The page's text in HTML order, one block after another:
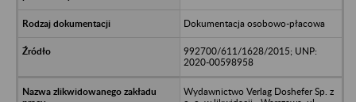
Dokumentacja osobowo-płacowa
992700/611/1628/2015; UNP:
2020-00598958
Wydawnictwo Verlag Doshefer Sp. z